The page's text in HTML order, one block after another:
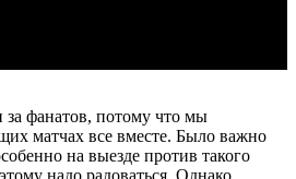
за фанатов, потому что мы
матчах все вместе. Было важно
на выезде против такого